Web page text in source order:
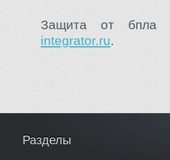
Защита от бпла
integrator.ru.
Разделы